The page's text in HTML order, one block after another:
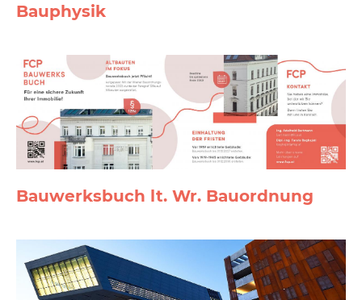
Bauphysik
Bauwerksbuch lt. Wr. Bauordnung